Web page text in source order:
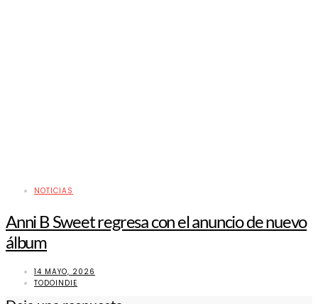
NOTICIAS
Anni B Sweet regresa con el anuncio de nuevo
álbum
14 MAYO, 2026
TODOINDIE